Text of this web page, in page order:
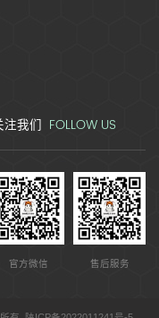
注我们 FOLLOW US
官方微信 售后服务